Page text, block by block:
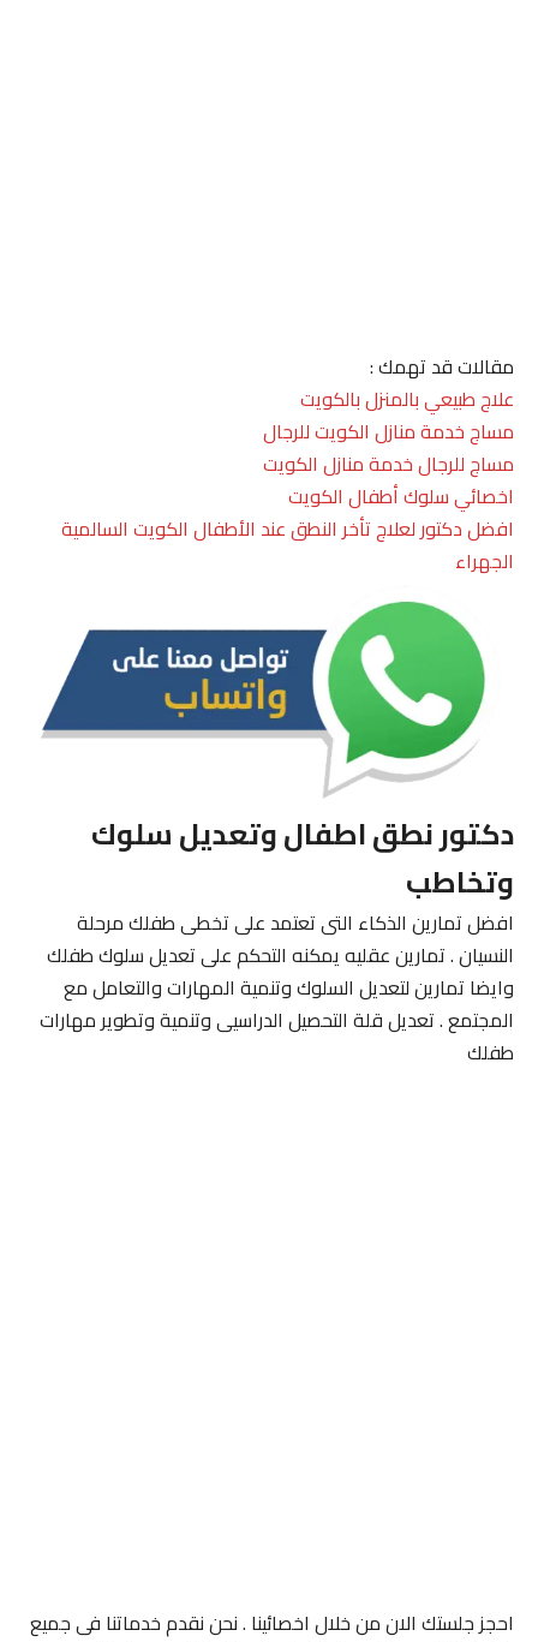
مقالات قد تهمك :
علاج طبيعي بالمنزل بالكويت
مساج خدمة منازل الكويت للرجال
مساج للرجال خدمة منازل الكويت
اخصائي سلوك أطفال الكويت
افضل دكتور لعلاج تأخر النطق عند الأطفال الكويت السالمية
الجهراء
دكتور نطق اطفال وتعديل سلوك
وتخاطب
افضل تمارين الذكاء التى تعتمد على تخطى طفلك مرحلة
النسيان . تمارين عقليه يمكنه التحكم على تعديل سلوك طفلك
وايضا تمارين لتعديل السلوك وتنمية المهارات والتعامل مع
المجتمع . تعديل قلة التحصيل الدراسيى وتنمية وتطوير مهارات
طفلك
احجز جلستك الان من خلال اخصائينا . نحن نقدم خدماتنا فى جميع